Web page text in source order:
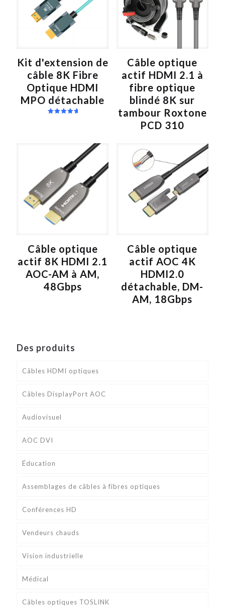
Kit d'extension de
câble 8K Fibre
Optique HDMI
MPO détachable
Câble optique
actif HDMI 2.1 à
fibre optique
blindé 8K sur
tambour Roxtone
PCD 310
Câble optique
actif 8K HDMI 2.1
AOC-AM à AM,
48Gbps
Câble optique
actif AOC 4K
HDMI2.0
détachable, DM-
AM, 18Gbps
Des produits
Câbles HDMI optiques
Câbles DisplayPort AOC
Audiovisuel
AOC DVI
Éducation
Assemblages de câbles à fibres optiques
Conférences HD
Vendeurs chauds
Vision industrielle
Médical
Câbles optiques TOSLINK